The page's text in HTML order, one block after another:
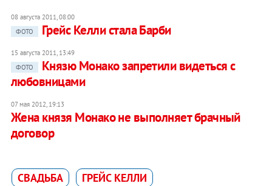
08 августа 2011, 08:00
ФОТО
Грейс Келли стала Барби
15 августа 2011, 13:49
ФОТО
Князю Монако запретили видеться с
любовницами
07 мая 2012, 19:13
Жена князя Монако не выполняет брачный
договор
СВАДЬБА ГРЕЙС КЕЛЛИ